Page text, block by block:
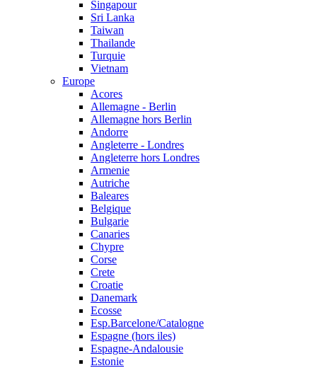
Singapour
Sri Lanka
Taiwan
Thailande
Turquie
Vietnam
Europe
Acores
Allemagne - Berlin
Allemagne hors Berlin
Andorre
Angleterre - Londres
Angleterre hors Londres
Armenie
Autriche
Baleares
Belgique
Bulgarie
Canaries
Chypre
Corse
Crete
Croatie
Danemark
Ecosse
Esp.Barcelone/Catalogne
Espagne (hors iles)
Espagne-Andalousie
Estonie